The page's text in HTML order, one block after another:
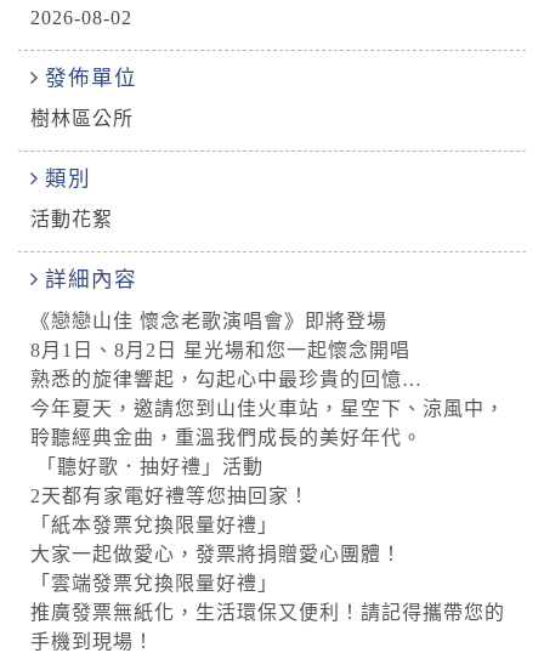
2026-08-02
發佈單位
樹林區公所
類別
活動花絮
詳細內容
《戀戀山佳 懷念老歌演唱會》即將登場
8月1日、8月2日 星光場和您一起懷念開唱
熟悉的旋律響起，勾起心中最珍貴的回憶…
今年夏天，邀請您到山佳火車站，星空下、涼風中，
聆聽經典金曲，重溫我們成長的美好年代。
「聽好歌．抽好禮」活動
2天都有家電好禮等您抽回家！
「紙本發票兌換限量好禮」
大家一起做愛心，發票將捐贈愛心團體！
「雲端發票兌換限量好禮」
推廣發票無紙化，生活環保又便利！請記得攜帶您的
手機到現場！